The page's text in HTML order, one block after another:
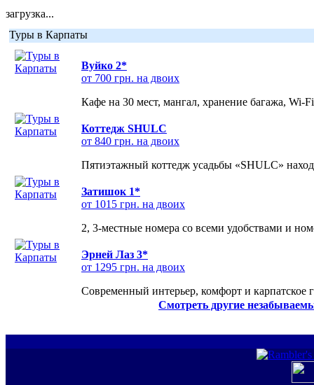
загрузка...
Туры в Карпаты
Вуйко 2*
от 700 грн. на двоих
Кафе на 30 мест, мангал, хранение багажа, Wi-
Коттедж SHULC
от 840 грн. на двоих
Пятиэтажный коттедж усадьбы «SHULC»
Затишок 1*
от 1015 грн. на двоих
2, 3-местные номера со всеми удобствами и
Эрней Лаз 3*
от 1295 грн. на двоих
Современный интерьер, комфорт и карпатское
Смотреть другие